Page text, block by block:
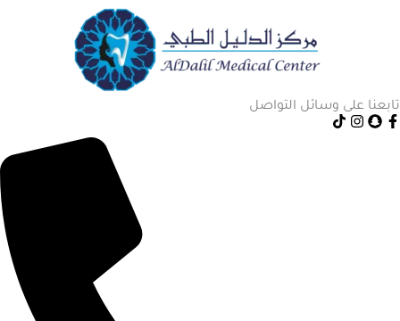
تابعنا على وسائل التواصل